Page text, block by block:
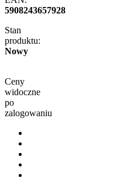
5908243657928
Stan
produktu:
Nowy
Ceny
widoczne
po
zalogowaniu